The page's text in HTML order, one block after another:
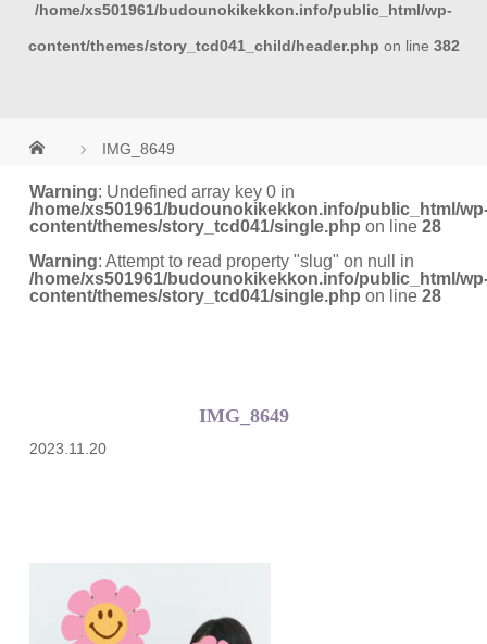
/home/xs501961/budounokikekkon.info/public_html/wp-
content/themes/story_tcd041_child/header.php on line 382
IMG_8649
Warning: Undefined array key 0 in
/home/xs501961/budounokikekkon.info/public_html/
content/themes/story_tcd041/single.php on line28
Warning: Attempt to read property "slug" on null in
/home/xs501961/budounokikekkon.info/public_html/
content/themes/story_tcd041/single.php on line28
IMG_8649
2023.11.20